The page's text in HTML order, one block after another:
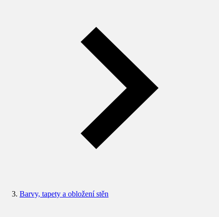
Barvy, tapety a obložení stěn